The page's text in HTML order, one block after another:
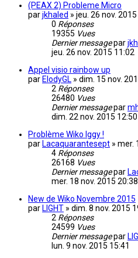
(PEAX 2) Probleme Micro
parjkhaled » jeu. 26 nov.
0 Réponses
19355 Vues
Dernier messagepar
jeu. 26 nov. 2015 11:02
Appel visio rainbow up
par ElodyGL » dim. 15 nov.
2 Réponses
26480 Vues
Dernier messagepar
dim. 22 nov. 2015 12:50
Problème Wiko Iggy !
par Lacaquarantesept » mer.
4 Réponses
26168 Vues
Dernier messagepar
mer. 18 nov. 2015 20:38
New de Wiko Novembre 2015
par LIGHT » dim. 8 nov. 2015
2 Réponses
24599 Vues
Dernier messagepar
lun. 9 nov. 2015 15:41